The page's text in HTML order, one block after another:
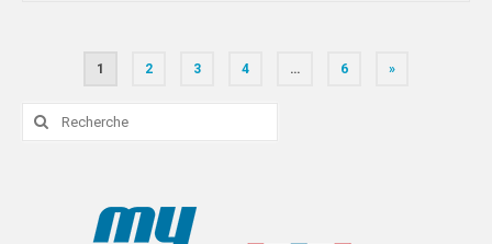
Pagination
des
1 2 3 4 … 6 »
Rechercher